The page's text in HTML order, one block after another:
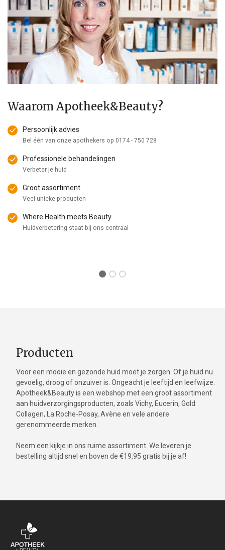
Waarom Apotheek&Beauty?
Persoonlijk advies
Bel één van onze apothekers op 0174 - 750 728
Professionele behandelingen
Verbeter je huid
Groot assortiment
Veel unieke producten
Where Health meets Beauty
Huidverbetering staat bij ons centraal
Producten
Voor een mooie en gezonde huid moet je zorgen. Of je huid nu
gevoelig, droog of onzuiver is. Ongeacht je leeftijd en leefwijze.
Apotheek&Beauty is een webshop met een groot assortiment
aan huidverzorgingsproducten, zoals Vichy, Eucerin, Gold
Collagen, La Roche-Posay, Avène en vele andere
gerenommeerde merken.
Neem een kijkje in ons ruime assortiment. We leveren je
bestelling altijd snel en boven de €19,95 gratis bij je af!